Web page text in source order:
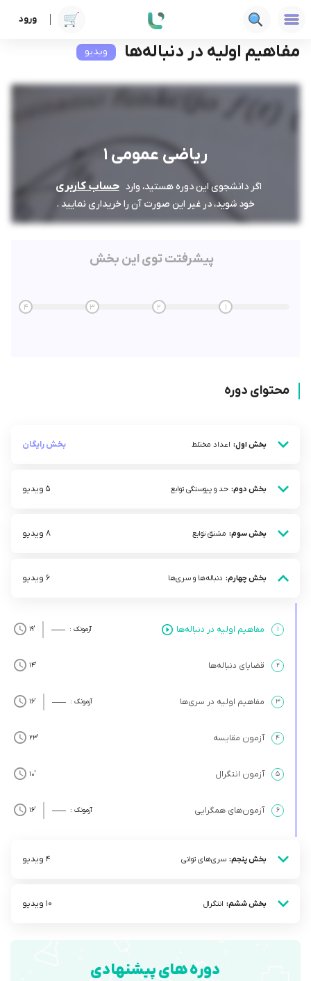
ورود دوره ها فنی‌ومهندسی مفاهیم اولیه در دنباله‌ها
مفاهیم اولیه در دنباله‌ها ویدیو
ریاضی عمومی 1
اگر دانشجوی این دوره هستید، وارد حساب کاربری
خود شوید، در غیر این صورت آن را خریداری نمایید .
پیشرفتت توی این بخش
1
2
3
4
محتوای دوره
بخش اول: اعداد مختلط بخش رایگان
بخش دوم: حد و پیوستگی توابع 5 ویدیو
بخش سوم: مشتق توابع 8 ویدیو
بخش چهارم: دنباله‌ها و سری‌ها 6 ویدیو
۱ مفاهیم اولیه در دنباله‌ها آزمونک : ’19
۲ قضایای دنباله‌ها ’14
۳ مفاهیم اولیه در سری‌ها آزمونک : ’16
۴ آزمون مقایسه ’23
۵ آزمون انتگرال ’10
۶ آزمون‌های همگرایی آزمونک : ’16
بخش پنجم: سری‌های توانی 4 ویدیو
بخش ششم: انتگرال 10 ویدیو
دوره های پیشنهادی